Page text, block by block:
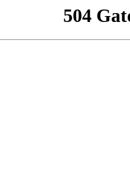
504